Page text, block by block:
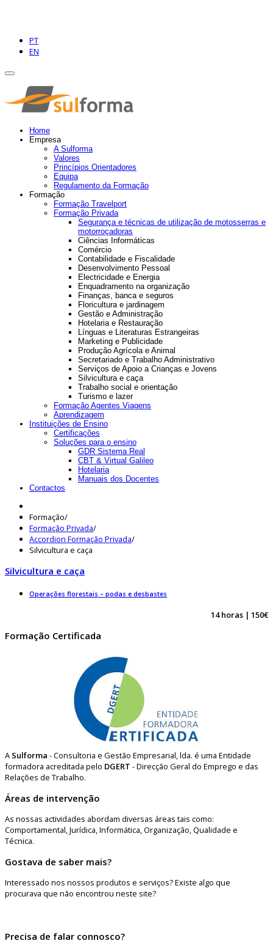
PT
EN
Home
Empresa
A Sulforma
Valores
Princípios Orientadores
Equipa
Regulamento da Formação
Formação
Formação Travelport
Formação Privada
Segurança e técnicas de utilização de motosserras e
motorroçadoras
Ciências Informáticas
Comércio
Contabilidade e Fiscalidade
Desenvolvimento Pessoal
Electricidade e Energia
Enquadramento na organização
Finanças, banca e seguros
Floricultura e jardinagem
Gestão e Administração
Hotelaria e Restauração
Línguas e Literaturas Estrangeiras
Marketing e Publicidade
Produção Agrícola e Animal
Secretariado e Trabalho Administrativo
Serviços de Apoio a Crianças e Jovens
Silvicultura e caça
Trabalho social e orientação
Turismo e lazer
Formação Agentes Viagens
Aprendizagem
Instituições de Ensino
Certificações
Soluções para o ensino
GDR Sistema Real
CBT & Virtual Galileo
Hotelaria
Manuais dos Docentes
Contactos
Formação/
Formação Privada/
Accordion Formação Privada/
Silvicultura e caça
Silvicultura e caça
Operações florestais – podas e desbastes
14 horas | 150€
Formação Certificada
A Sulforma - Consultoria e Gestão Empresarial, lda. é uma Entidade
formadora acreditada pelo DGERT - Direcção Geral do Emprego e das
Relações de Trabalho.
Áreas de intervenção
As nossas actividades abordam diversas áreas tais como:
Comportamental, Jurídica, Informática, Organização, Qualidade e
Técnica.
Gostava de saber mais?
Interessado nos nossos produtos e serviços? Existe algo que
procurava que não encontrou neste site?
Precisa de falar connosco?